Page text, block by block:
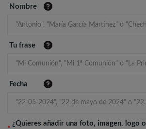
Nombre
Tu frase
Fecha
¿Quieres añadir una foto, imagen, logo o